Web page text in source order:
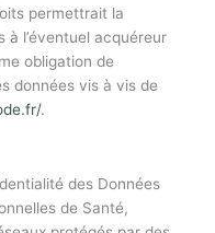
permettrait la
à l’éventuel acquéreur
obligation de
données vis à vis de
.
des Données
de Santé,